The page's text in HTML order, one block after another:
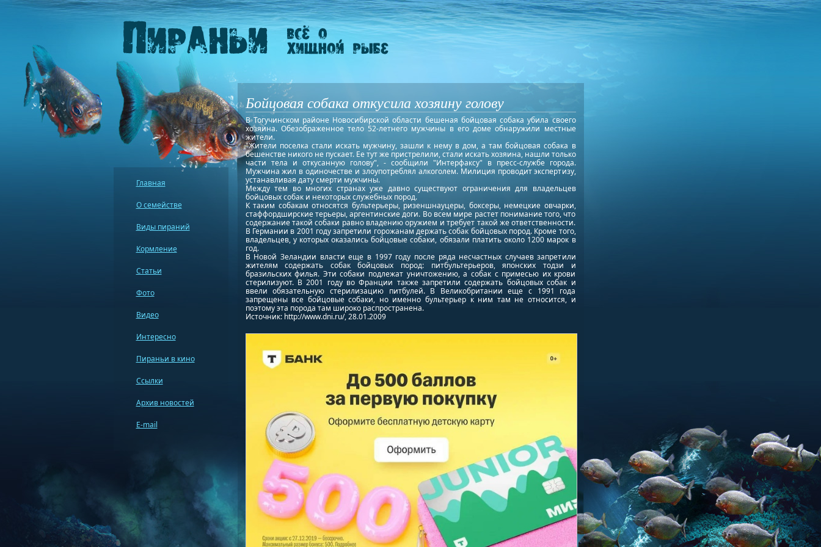
Бойцовая собака откусила хозяину голову
В Тогучинском районе Новосибирской области бешеная бойцовая собака убила своего
хозяина. Обезображенное тело 52-летнего мужчины в его доме обнаружили местные
жители.
"Жители поселка стали искать мужчину, зашли к нему в дом, а там бойцовая собака в
бешенстве никого не пускает. Ее тут же пристрелили, стали искать хозяина, нашли только
части тела и откусанную голову", - сообщили "Интерфаксу" в пресс-службе города.
Мужчина жил в одиночестве и злоупотреблял алкоголем. Милиция проводит экспертизу,
устанавливая дату смерти мужчины.
Между тем во многих странах уже давно существуют ограничения для владельцев
бойцовых собак и некоторых служебных пород.
К таким собакам относятся бультерьеры, ризеншнауцеры, боксеры, немецкие овчарки,
стаффордширские терьеры, аргентинские доги. Во всем мире растет понимание того, что
содержание такой собаки равно владению оружием и требует такой же ответственности.
В Германии в 2001 году запретили горожанам держать собак бойцовых пород. Кроме того,
владельцев, у которых оказались бойцовые собаки, обязали платить около 1200 марок в
год.
В Новой Зеландии власти еще в 1997 году после ряда несчастных случаев запретили
жителям содержать собак бойцовых пород: питбультерьеров, японских тодзи и
бразильских филья. Эти собаки подлежат уничтожению, а собак с примесью их крови
стерилизуют. В 2001 году во Франции также запретили содержать бойцовых собак и
ввели обязательную стерилизацию питбулей. В Великобритании еще с 1991 года
запрещены все бойцовые собаки, но именно бультерьер к ним там не относится, и
поэтому эта порода там широко распространена.
Источник: http://www.dni.ru/, 28.01.2009
Главная
О семействе
Виды пираний
Кормление
Статьи
Фото
Видео
Интересно
Пираньи в кино
Ссылки
Архив новостей
E-mail